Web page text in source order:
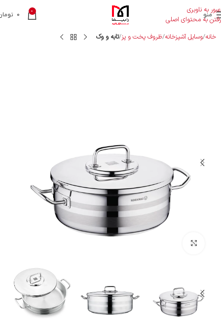
عبور به ناوبری
رفتن به محتوای اصلی
منو 0
0
خانه وسایل آشپزخانه ظروف پخت و پز تابه و وک